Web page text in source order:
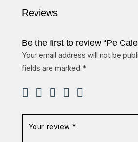
Reviews
Be the first to review “Pe
Your email address will not be
fields are marked *